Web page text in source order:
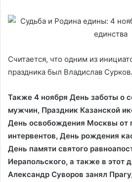
Считается, что одним из
праздника был Владислав Сурков.
Также 4 ноября День заботы о
мужчин, Праздник Казанской
День освобождения Москвы от
интервентов, День рождения
День памяти святого
Иерапольского, а также в этот
Александр Суворов занял